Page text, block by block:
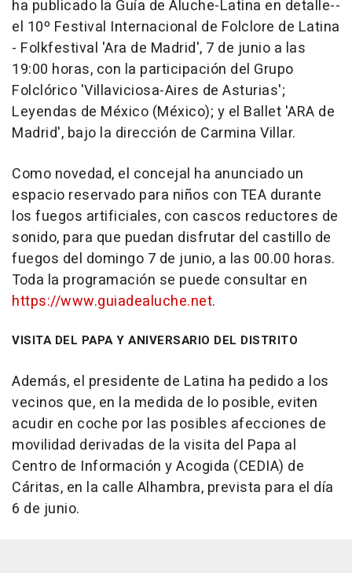
ha publicado la Guía de Aluche-Latina en detalle--
el 10º Festival Internacional de Folclore de Latina
- Folkfestival 'Ara de Madrid', 7 de junio a las
19:00 horas, con la participación del Grupo
Folclórico 'Villaviciosa-Aires de Asturias';
Leyendas de México (México); y el Ballet 'ARA de
Madrid', bajo la dirección de Carmina Villar.
Como novedad, el concejal ha anunciado un
espacio reservado para niños con TEA durante
los fuegos artificiales, con cascos reductores de
sonido, para que puedan disfrutar del castillo de
fuegos del domingo 7 de junio, a las 00.00 horas.
Toda la programación se puede consultar en
https://www.guiadealuche.net.
VISITA DEL PAPA Y ANIVERSARIO DEL DISTRITO
Además, el presidente de Latina ha pedido a los
vecinos que, en la medida de lo posible, eviten
acudir en coche por las posibles afecciones de
movilidad derivadas de la visita del Papa al
Centro de Información y Acogida (CEDIA) de
Cáritas, en la calle Alhambra, prevista para el día
6 de junio.